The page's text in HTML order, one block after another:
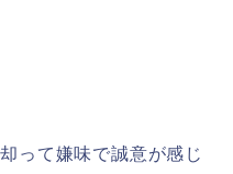
って嫌味で誠意が感じ